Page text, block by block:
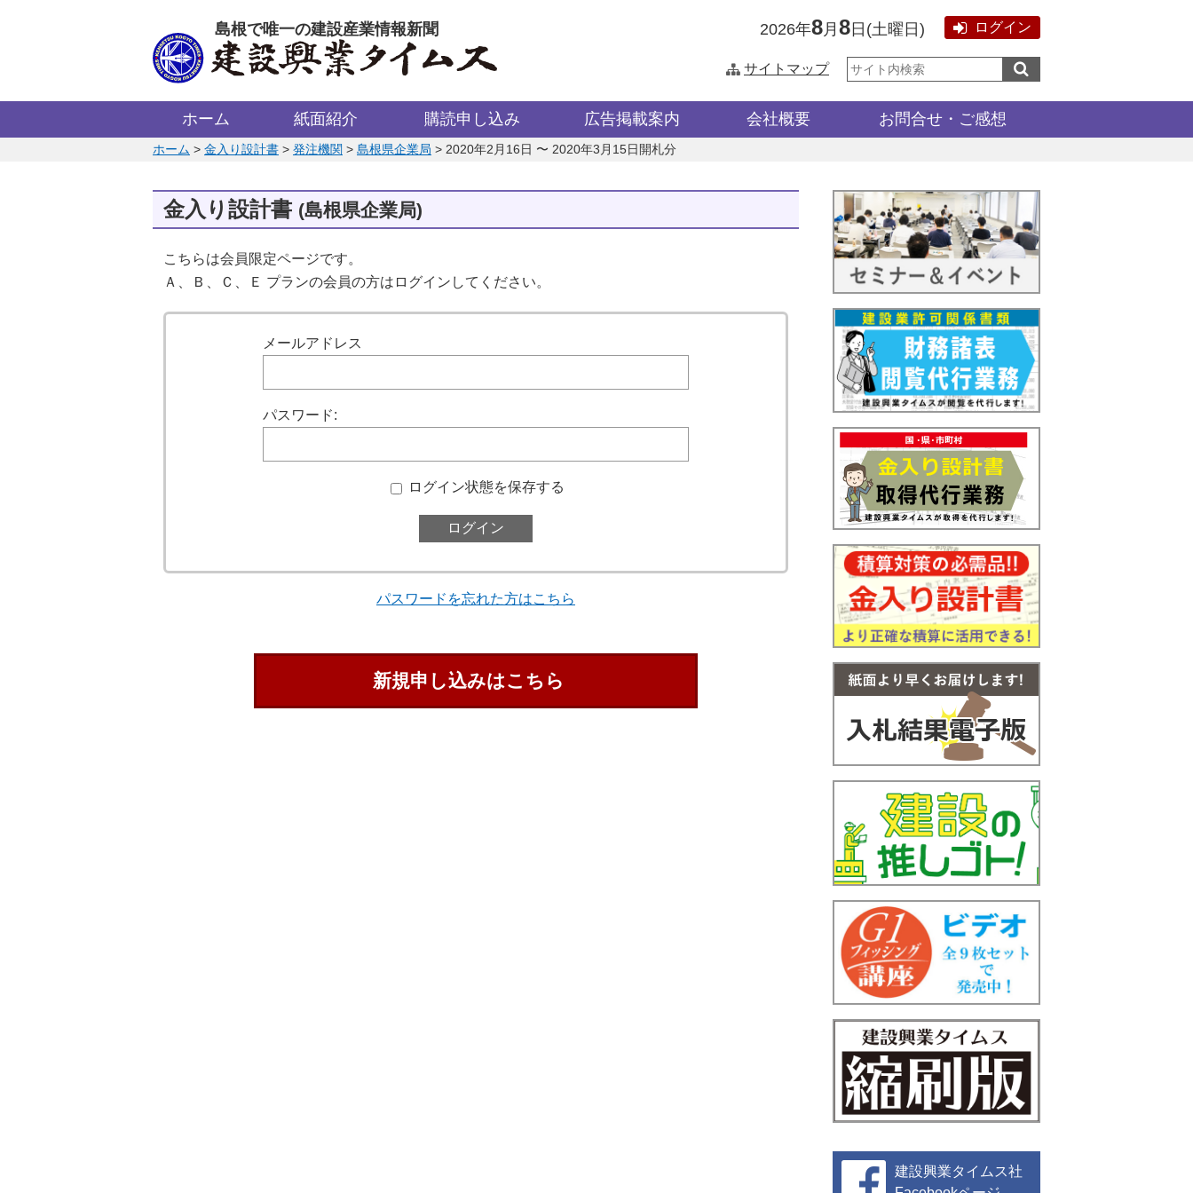
島根で唯一の建設産業情報新聞 2026年8月 8 日 (土曜日 ) ログイン
サイトマップ
サ
イ
内
ホーム 紙面紹介 購読申し込み 広告掲載案内 会社概要 お問合せ・ご感想
このページの位置:
ホーム > 金入り設計書 > 発注機関 > 島根県企業局 > 2020年2月16日 〜 2020年3月15日開札分
金入り設計書 (島根県企業局)
こちらは会員限定ページです。
Ａ、Ｂ、Ｃ、Ｅ プランの会員の方はログインしてください。
メールアドレス
パスワード:
ログイン状態を保存する
パスワードを忘れた方はこちら
新規申し込みはこちら
建設興業タイムス社